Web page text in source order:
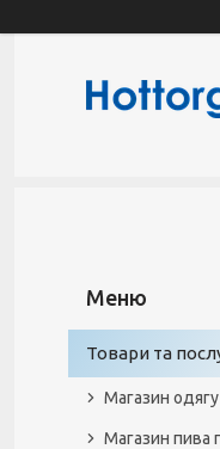
Товари та
Магазин
Магазин пива